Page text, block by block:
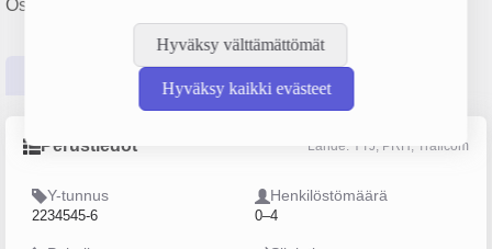
Hyväksy välttämättömät
Hyväksy kaikki evästeet
Osakeyhtiö (OY).
Päättäjätiedot
Perustiedot Lähde: YTJ, PRH, Traficom
Y-tunnus
2234545-6
Henkilöstömäärä
0–4